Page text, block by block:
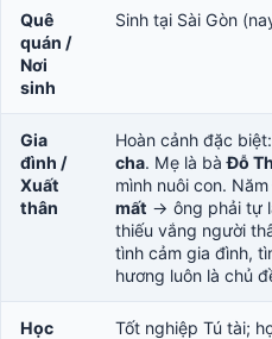
Quê
quán /
Nơi
sinh
Sinh tại Sài Gòn
Gia
đình /
Xuất
thân
Hoàn cảnh đặc biệt:
cha. Mẹ là bàĐỗ
mình nuôi con.
mất → ông phải tự
thiếu vắng người
tình cảm gia đình,
hương luôn là chủ
Học
Tốt nghiệp Tú tài;